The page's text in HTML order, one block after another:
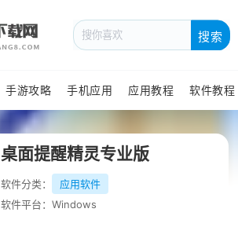
搜索
手游攻略 手机应用 应用教程 软件教程
桌面提醒精灵专业版
软件分类：
应用软件
软件平台：Windows